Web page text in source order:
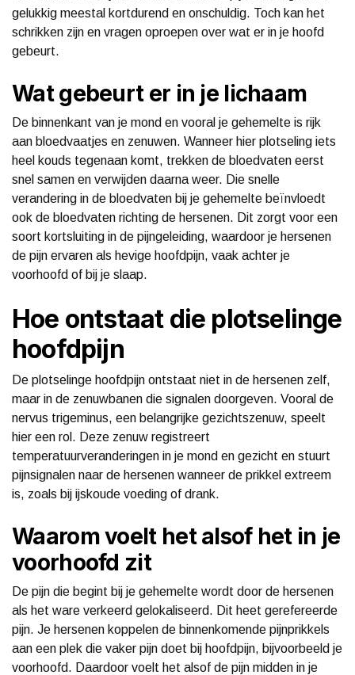
gelukkig meestal kortdurend en onschuldig. Toch kan het
schrikken zijn en vragen oproepen over wat er in je hoofd
gebeurt.
Wat gebeurt er in je lichaam
De binnenkant van je mond en vooral je gehemelte is rijk
aan bloedvaatjes en zenuwen. Wanneer hier plotseling iets
heel kouds tegenaan komt, trekken de bloedvaten eerst
snel samen en verwijden daarna weer. Die snelle
verandering in de bloedvaten bij je gehemelte beïnvloedt
ook de bloedvaten richting de hersenen. Dit zorgt voor een
soort kortsluiting in de pijngeleiding, waardoor je hersenen
de pijn ervaren als hevige hoofdpijn, vaak achter je
voorhoofd of bij je slaap.
Hoe ontstaat die plotselinge
hoofdpijn
De plotselinge hoofdpijn ontstaat niet in de hersenen zelf,
maar in de zenuwbanen die signalen doorgeven. Vooral de
nervus trigeminus, een belangrijke gezichtszenuw, speelt
hier een rol. Deze zenuw registreert
temperatuurveranderingen in je mond en gezicht en stuurt
pijnsignalen naar de hersenen wanneer de prikkel extreem
is, zoals bij ijskoude voeding of drank.
Waarom voelt het alsof het in je
voorhoofd zit
De pijn die begint bij je gehemelte wordt door de hersenen
als het ware verkeerd gelokaliseerd. Dit heet gerefereerde
pijn. Je hersenen koppelen de binnenkomende pijnprikkels
aan een plek die vaker pijn doet bij hoofdpijn, bijvoorbeeld je
voorhoofd. Daardoor voelt het alsof de pijn midden in je